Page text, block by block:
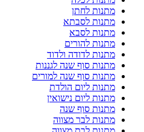
מתנות לחתן
מתנות לסבתא
מתנות לסבא
מתנות להורים
מתנות לדודה ולדוד
מתנות סוף שנה לגננות
מתנות סוף שנה למורים
מתנות ליום הולדת
מתנות ליום נישואין
מתנות סוף שנה
מתנות לבר מצווה